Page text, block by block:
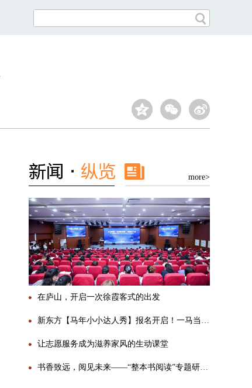
more>
在庐山，开启一次徐霞客式的出发
新东方【马年小小达人秀】报名开启！一马当先，勇敢SHOW自己
让志愿服务成为滋养家风的生动课堂
书香致远，阅见未来——“整本书阅读”专题研讨活动圆满举行